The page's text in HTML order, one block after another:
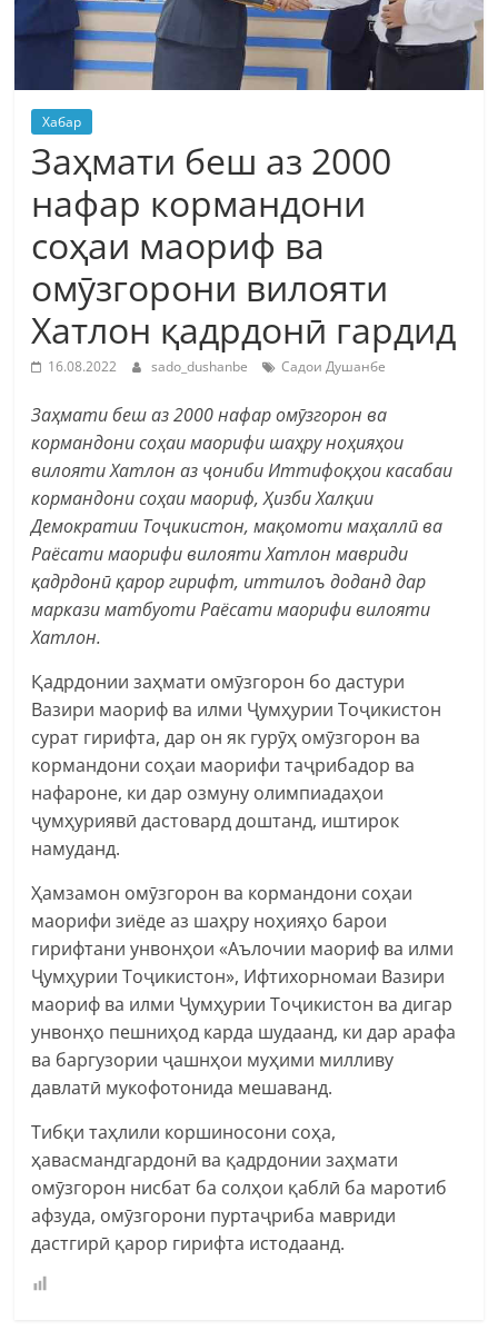
Хабар
Заҳмати беш аз 2000
нафар кормандони
соҳаи маориф ва
омӯзгорони вилояти
Хатлон қадрдонӣ гардид
16.08.2022 sado_dushanbe Садои Душанбе
Заҳмати беш аз 2000 нафар омӯзгорон ва
кормандони соҳаи маорифи шаҳру ноҳияҳои
вилояти Хатлон аз ҷониби Иттифоқҳои касабаи
кормандони соҳаи маориф, Ҳизби Халқии
Демократии Тоҷикистон, мақомоти маҳаллӣ ва
Раёсати маорифи вилояти Хатлон мавриди
қадрдонӣ қарор гирифт, иттилоъ доданд дар
маркази матбуоти Раёсати маорифи вилояти
Хатлон.
Қадрдонии заҳмати омӯзгорон бо дастури
Вазири маориф ва илми Ҷумҳурии Тоҷикистон
сурат гирифта, дар он як гурӯҳ омӯзгорон ва
кормандони соҳаи маорифи таҷрибадор ва
нафароне, ки дар озмуну олимпиадаҳои
ҷумҳуриявӣ дастовард доштанд, иштирок
намуданд.
Ҳамзамон омӯзгорон ва кормандони соҳаи
маорифи зиёде аз шаҳру ноҳияҳо барои
гирифтани унвонҳои «Аълочии маориф ва илми
Ҷумҳурии Тоҷикистон», Ифтихорномаи Вазири
маориф ва илми Ҷумҳурии Тоҷикистон ва дигар
унвонҳо пешниҳод карда шудаанд, ки дар арафа
ва баргузории ҷашнҳои муҳими милливу
давлатӣ мукофотонида мешаванд.
Тибқи таҳлили коршиносони соҳа,
ҳавасмандгардонӣ ва қадрдонии заҳмати
омӯзгорон нисбат ба солҳои қаблӣ ба маротиб
афзуда, омӯзгорони пуртаҷриба мавриди
дастгирӣ қарор гирифта истодаанд.